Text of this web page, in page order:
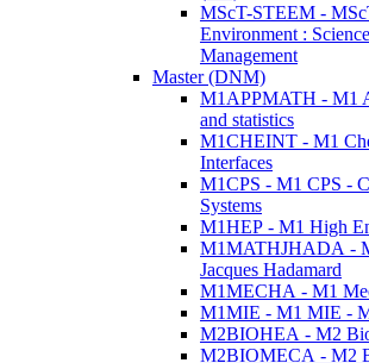
MScT-STEEM -
Environment :
Management
Master (DNM)
M1APPMATH - M1
and statistics
M1CHEINT - M1
Interfaces
M1CPS - M1 CPS -
Systems
M1HEP - M1 High
M1MATHJHADA -
Jacques Hadamard
M1MECHA - M1
M1MIE - M1 MIE -
M2BIOHEA - M2
M2BIOMECA - M2